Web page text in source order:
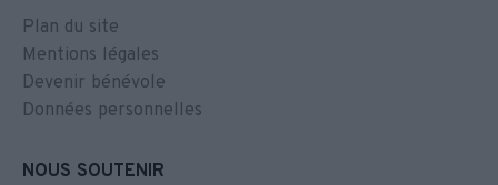
Plan du site
Mentions légales
Devenir bénévole
Données personnelles
NOUS SOUTENIR